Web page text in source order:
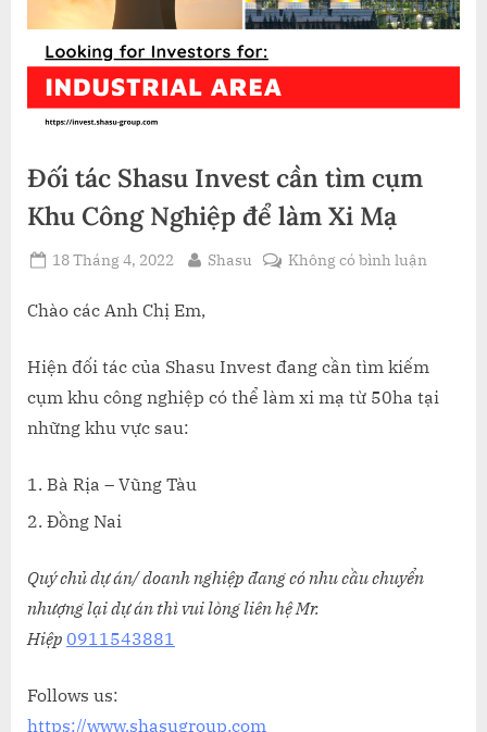
Đối tác Shasu Invest cần tìm cụm
Khu Công Nghiệp để làm Xi Mạ
Posted
18 Tháng 4, 2022 By
Shasu Không có bình luậnở
tìm
Chào các Anh Chị Em,
Hiện đối tác của Shasu Invest đang cần tìm kiếm
cụm khu công nghiệp có thể làm xi mạ từ 50ha tại
những khu vực sau:
Bà Rịa – Vũng Tàu
Đồng Nai
Quý chủ dự án/ doanh nghiệp đang có nhu cầu chuyển
nhượng lại dự án thì vui lòng liên hệ Mr.
Hiệp 0911543881
Follows us:
https://www.shasugroup.com